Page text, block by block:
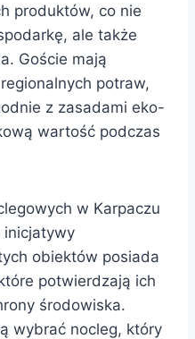
produktów, co nie
ale także
Goście mają
potraw,
z zasadami eko-
wartość podczas
w Karpaczu
inicjatywy
obiektów posiada
potwierdzają ich
środowiska.
wybrać nocleg, który